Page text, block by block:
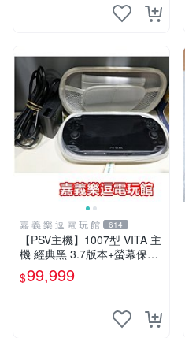
嘉 義 樂 逗 電 玩 館 614
【PSV主機】1007型 VITA 主
機 經典黑 3.7版本+螢幕保護
貼+主機收納包【9成新】✪中
古二手✪嘉義樂逗電玩館
$99,999